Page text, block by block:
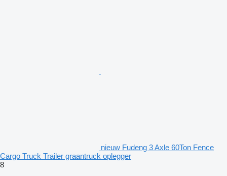
nieuw Fudeng 3 Axle 60Ton Fence
Cargo Truck Trailer graantruck oplegger
8